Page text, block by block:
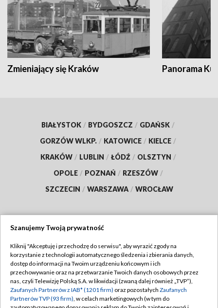
Zmieniający się Kraków Panorama
BIAŁYSTOK / BYDGOSZCZ / GDAŃSK /
GORZÓW WLKP. / KATOWICE / KIELCE /
KRAKÓW / LUBLIN / ŁÓDŹ / OLSZTYN /
OPOLE / POZNAŃ / RZESZÓW /
SZCZECIN / WARSZAWA / WROCŁAW
TVP
Abonament TVP
Emisja w TVP
Centrum informacji TVP
Regulamin TVP
Polityka prywatności
Szanujemy Twoją prywatność
Kliknij "Akceptuję i przechodzę do serwisu", aby wyrazić zgody na
korzystanie z technologii automatycznego śledzenia i zbierania danych,
dostęp do informacji na Twoim urządzeniu końcowym i ich
przechowywanie oraz na przetwarzanie Twoich danych osobowych przez
nas, czyli Telewizję Polską S.A. w likwidacji (zwaną dalej również „TVP”),
Zaufanych Partnerów z IAB* (1201 firm) oraz pozostałych Zaufanych
Partnerów TVP (93 firm), w celach marketingowych (w tym do